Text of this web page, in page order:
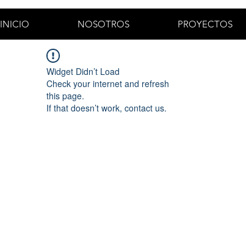
INICIO NOSOTROS PROYECTOS
Widget Didn’t Load
Check your internet and refresh
this page.
If that doesn’t work, contact us.